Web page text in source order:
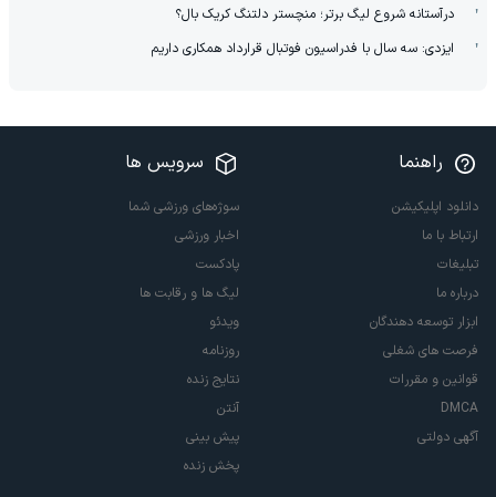
درآستانه شروع لیگ برتر؛ منچستر دلتنگ کریک بال؟
ایزدی: سه سال با فدراسیون فوتبال قرارداد همکاری داریم
راهنما
دانلود اپلیکیشن
ارتباط با ما
تبلیغات
درباره ما
ابزار توسعه دهندگان
فرصت های شغلی
قوانین و مقررات
DMCA
آگهی دولتی
سرویس ها
سوژه‌های ورزشی شما
اخبار ورزشی
پادکست
لیگ ها و رقابت ها
ویدئو
روزنامه
نتایج زنده
آنتن
پیش بینی
پخش زنده